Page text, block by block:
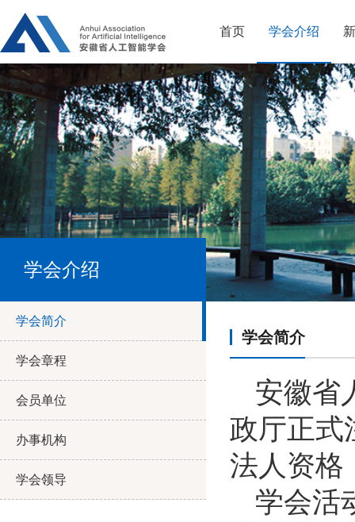
首页 学会介绍
学会介绍
学会简介
学会章程
会员单位
办事机构
学会领导
学会简介
安徽省
政厅正式
法人资格
学会活